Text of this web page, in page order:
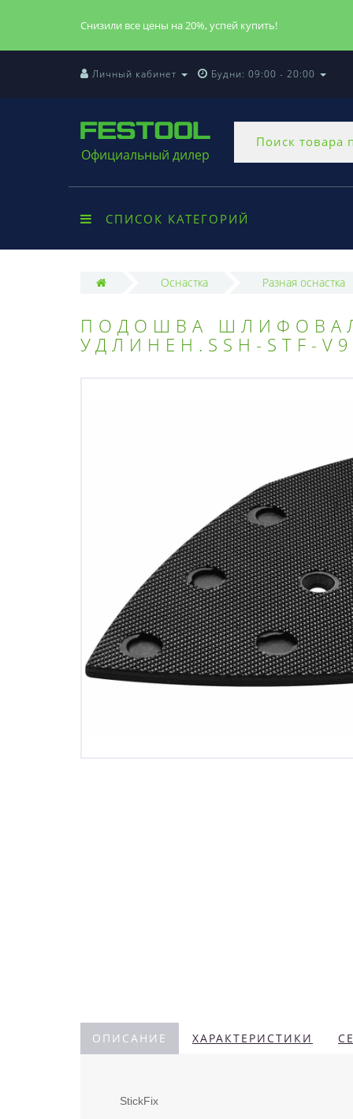
Снизили все цены на 20%, успей купить!
Личный кабинет Будни: 09:00 - 20:00
Официальный дилер
СПИСОК КАТЕГОРИЙ
Оснастка Разная оснастка
ПОДОШВА
УДЛИНЕН.SSH-STF-
ОПИСАНИЕ ХАРАКТЕРИСТИКИ
StickFix